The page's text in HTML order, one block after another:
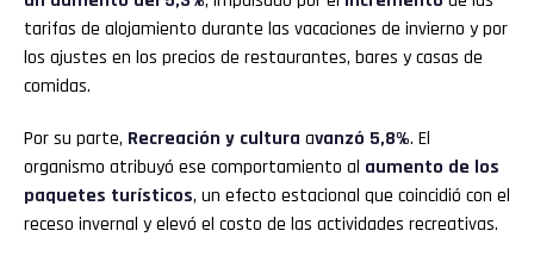
tarifas de alojamiento durante las vacaciones de invierno y por
los ajustes en los precios de restaurantes, bares y casas de
comidas.
Por su parte, Recreación y cultura avanzó 5,8%. El
organismo atribuyó ese comportamiento al aumento de los
paquetes turísticos, un efecto estacional que coincidió con el
receso invernal y elevó el costo de las actividades recreativas.